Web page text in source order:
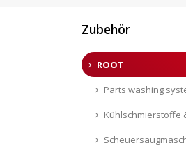
Zubehör
ROOT
Parts washing
Kühlschmierstoffe